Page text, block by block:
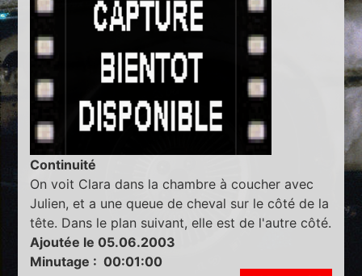
Continuité
On voit Clara dans la chambre à coucher avec
Julien, et a une queue de cheval sur le côté de la
tête. Dans le plan suivant, elle est de l'autre côté.
Ajoutée le 05.06.2003
Minutage : 00:01:00